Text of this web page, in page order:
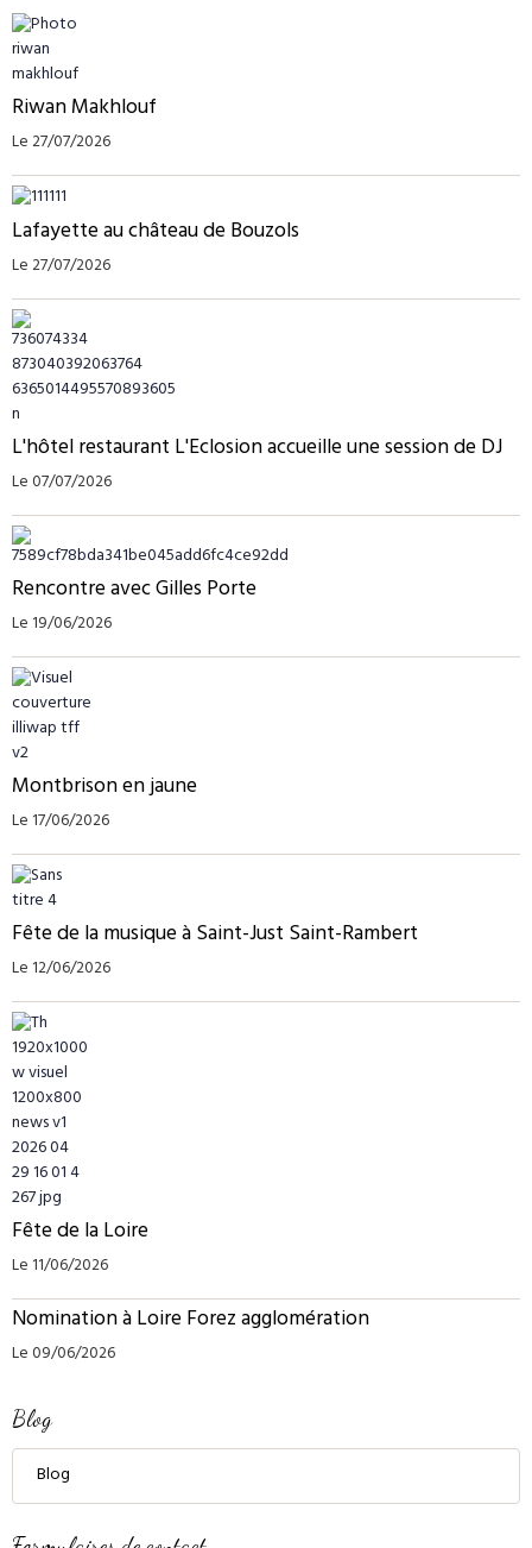
Riwan Makhlouf
Le 27/07/2026
Lafayette au château de Bouzols
Le 27/07/2026
L'hôtel restaurant L'Eclosion accueille une session de DJ
Le 07/07/2026
Rencontre avec Gilles Porte
Le 19/06/2026
Montbrison en jaune
Le 17/06/2026
Fête de la musique à Saint-Just Saint-Rambert
Le 12/06/2026
Fête de la Loire
Le 11/06/2026
Nomination à Loire Forez agglomération
Le 09/06/2026
Blog
Blog